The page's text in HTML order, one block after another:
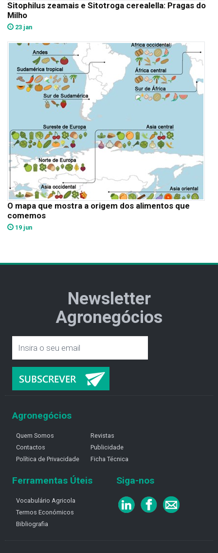
Sitophilus zeamais e Sitotroga cerealella: Pragas do
Milho
23 jan
O mapa que mostra a origem dos alimentos que
comemos
19 jun
Newsletter
Agronegócios
Agronegócios
Quem Somos
Contactos
Política de Privacidade
Revistas
Publicidade
Ficha Técnica
Ferramentas Úteis
Vocabulário Agricola
Termos Económicos
Bibliografia
Siga-nos